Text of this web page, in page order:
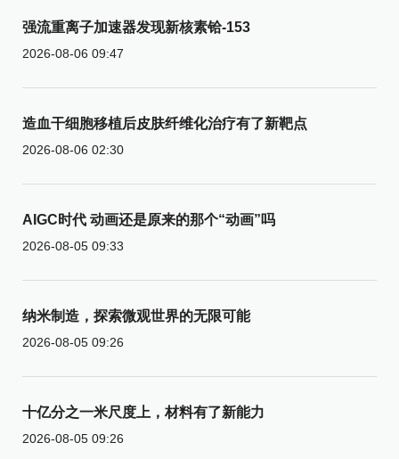
强流重离子加速器发现新核素铪-153
2026-08-06 09:47
造血干细胞移植后皮肤纤维化治疗有了新靶点
2026-08-06 02:30
AIGC时代 动画还是原来的那个“动画”吗
2026-08-05 09:33
纳米制造，探索微观世界的无限可能
2026-08-05 09:26
十亿分之一米尺度上，材料有了新能力
2026-08-05 09:26